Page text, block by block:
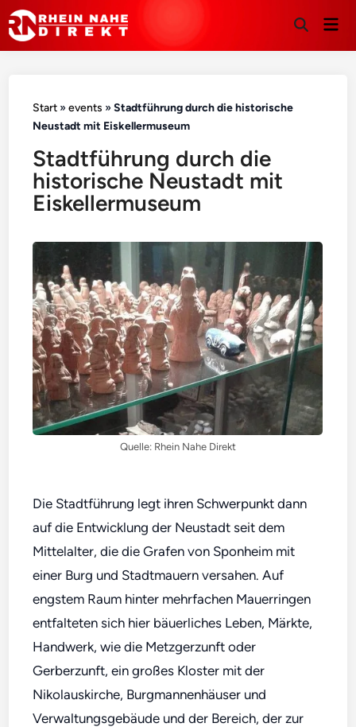
Suche
Start »events »Stadtführung durch die historische
Neustadt mit Eiskellermuseum
Stadtführung durch die
historische Neustadt mit
Eiskellermuseum
Quelle: Rhein Nahe Direkt
Die Stadtführung legt ihren Schwerpunkt dann
auf die Entwicklung der Neustadt seit dem
Mittelalter, die die Grafen von Sponheim mit
einer Burg und Stadtmauern versahen. Auf
engstem Raum hinter mehrfachen Mauerringen
entfalteten sich hier bäuerliches Leben, Märkte,
Handwerk, wie die Metzgerzunft oder
Gerberzunft, ein großes Kloster mit der
Nikolauskirche, Burgmannenhäuser und
Verwaltungsgebäude und der Bereich, der zur